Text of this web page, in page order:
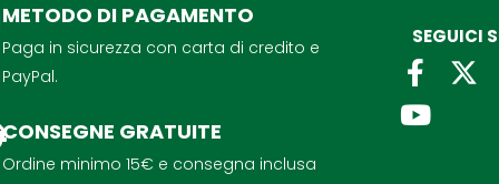
METODO DI PAGAMENTO
Paga in sicurezza con carta di credito e
PayPal.
CONSEGNE GRATUITE
Ordine minimo 15€ e consegna inclusa
SEGUICI
F
a
c
Y
o
u